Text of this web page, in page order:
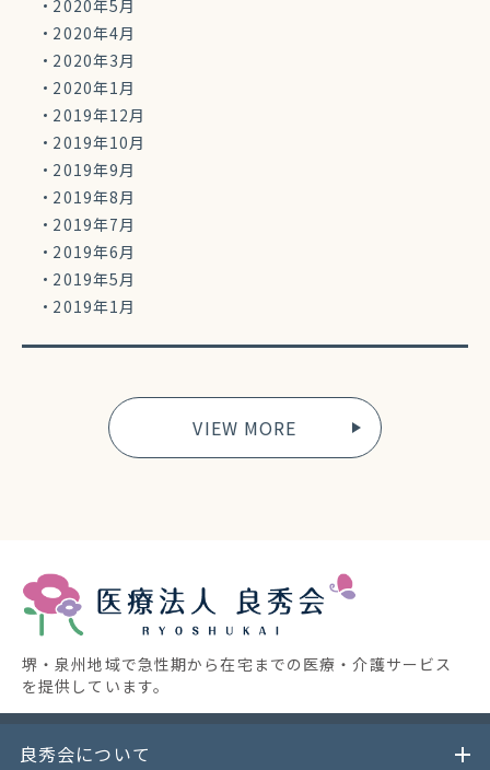
2020年5月
2020年4月
2020年3月
2020年1月
2019年12月
2019年10月
2019年9月
2019年8月
2019年7月
2019年6月
2019年5月
2019年1月
VIEW MORE
堺・泉州地域で急性期から在宅までの医療・介護サービス
を提供しています。
良秀会について